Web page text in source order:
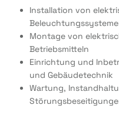
Installation von
Montage von
Betriebsmitteln
Einrichtung und
und Gebäudetechnik
Wartung,